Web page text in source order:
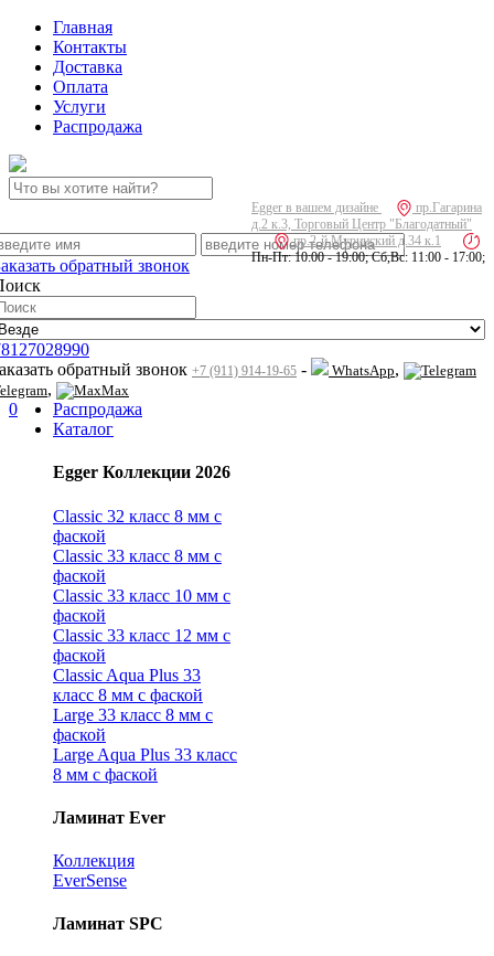
Главная
Контакты
Доставка
Оплата
Услуги
Распродажа
Egger в вашем дизайне
пр.Гагарина
д.2 к.3, Торговый Центр "Благодатный"
пр.2-й Муринский д.34 к.1
Пн-Пт: 10:00 - 19:00; Сб,Вс: 11:00 - 17:00;
обратный звонок
обратный звонок +7 (911) 914-19-65 - WhatsApp,
, Max
0
Распродажа
Каталог
Egger Коллекции 2026
Classic 32 класс 8 мм с
фаской
Classic 33 класс 8 мм с
фаской
Classic 33 класс 10 мм с
фаской
Classic 33 класс 12 мм с
фаской
Classic Aqua Plus 33
класс 8 мм с фаской
Large 33 класс 8 мм с
фаской
Large Aqua Plus 33 класс
8 мм с фаской
Ламинат Ever
Коллекция
EverSense
Ламинат SPC